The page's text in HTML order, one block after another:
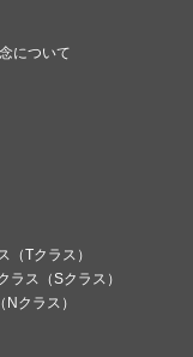
について
（Tクラス）
ラス（Sクラス）
クラス）